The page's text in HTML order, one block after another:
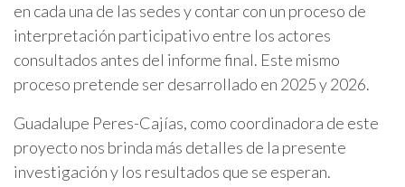
en cada una de las sedes y contar con un proceso de
interpretación participativo entre los actores
consultados antes del informe final. Este mismo
proceso pretende ser desarrollado en 2025 y 2026.
Guadalupe Peres-Cajías, como coordinadora de este
proyecto nos brinda más detalles de la presente
investigación y los resultados que se esperan.